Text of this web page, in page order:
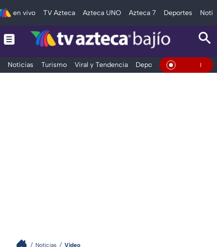
en vivo TV Azteca Azteca UNO Azteca 7 Deportes
Noticias Turismo Viral y Tendencia Deportes Espectáculos
En Vivo
Noticias Video